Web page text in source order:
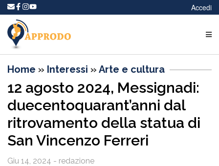
Accedi
Home » Interessi » Arte e cultura
12 agosto 2024, Messignadi:
duecentoquarant’anni dal
ritrovamento della statua di
San Vincenzo Ferreri
Giu 14, 2024 - redazione